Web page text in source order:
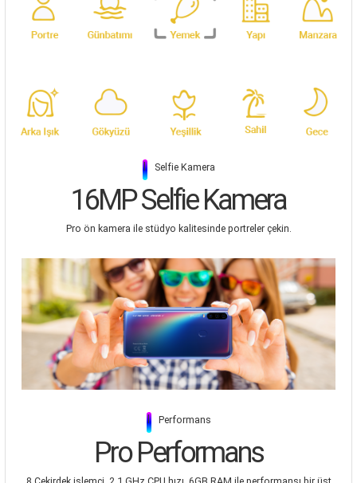
| Selfie Kamera
16MP Selfie Kamera
Pro ön kamera ile stüdyo kalitesinde portreler çekin.
| Performans
Pro Performans